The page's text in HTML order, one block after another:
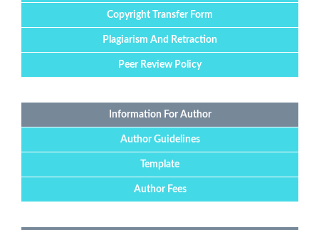
Copyright Transfer Form
Plagiarism And Retraction
Peer Review Policy
Information For Author
Author Guidelines
Template
Author Fees